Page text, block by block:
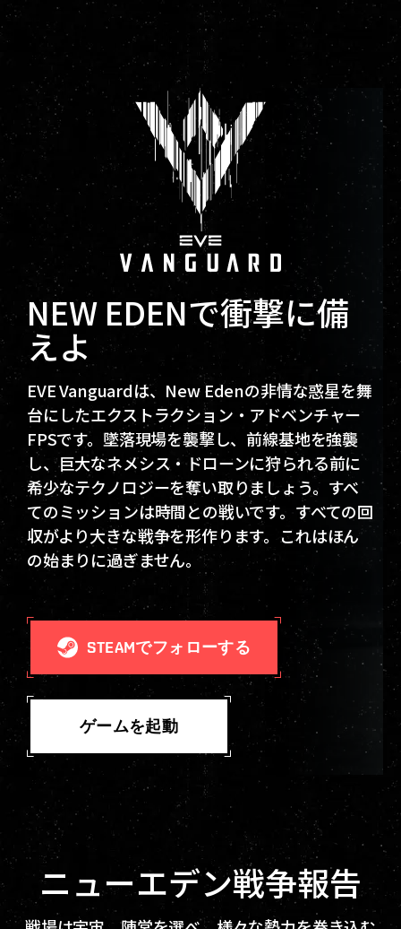
NEW EDENで衝撃に備
えよ
EVE Vanguardは、New Edenの非情な惑星を舞
台にしたエクストラクション・アドベンチャー
FPSです。墜落現場を襲撃し、前線基地を強襲
し、巨大なネメシス・ドローンに狩られる前に
希少なテクノロジーを奪い取りましょう。すべ
てのミッションは時間との戦いです。すべての回
収がより大きな戦争を形作ります。これはほん
の始まりに過ぎません。
STEAMでフォローする
ゲームを起動
ニューエデン戦争報告